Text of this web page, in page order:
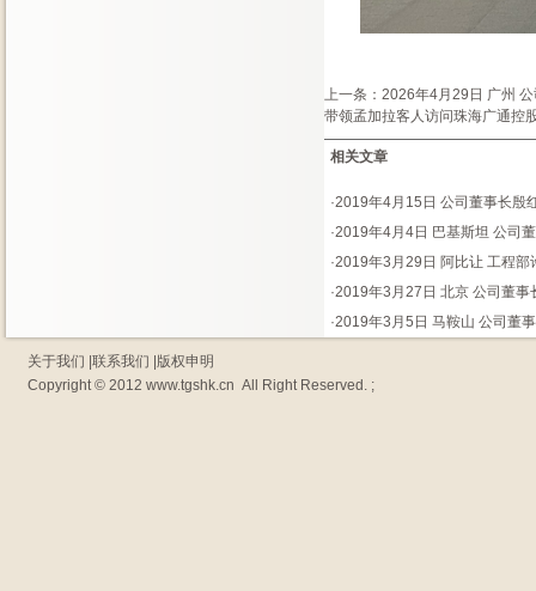
上一条： 2026年4月29日 广州
带领孟加拉客人访问珠海广通控
相关文章
·2019年4月15日 公司董事长殷
·2019年4月4日 巴基斯坦 公司
·2019年3月29日 阿比让 工程部
·2019年3月27日 北京 公司董事
·2019年3月5日 马鞍山 公司董
关于我们 联系我们
版权申明
Copyright © 2012 www.tgshk.cn All Right Reserved. ;